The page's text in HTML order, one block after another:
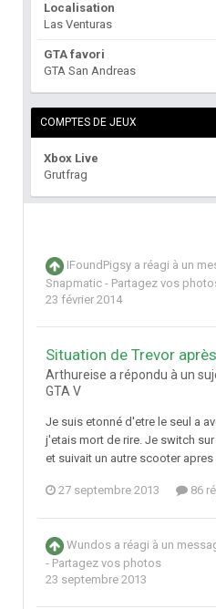
Localisation
Las Venturas
GTA favori
GTA San Andreas
COMPTES DE JEUX
Xbox Live
Grutfrag
IFoundPigsy a réagi à un
Snapmatic - Partagez vos
23 février 2014
Situation de Trevor
Arthureise a répondu à un
GTA V
Je suis etonné d'etre le seul a
j'etais mort de rire. Je switch
et suivait un autre scooter
27 septembre 2013 86
Wundos a réagi à un
- Partagez vos photos
23 septembre 2013